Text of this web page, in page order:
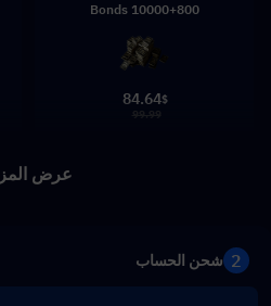
10000+800 Bonds
$
84.64
99.99
عرض
2 شحن الحساب